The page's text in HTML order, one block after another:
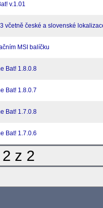
v.1.01
včetně české a slovenské
MSI balíčku
Bat! 1.8.0.8
Bat! 1.8.0.7
Bat! 1.7.0.8
Bat! 1.7.0.6
2 z 2